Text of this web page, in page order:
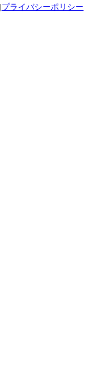
|プライバシーポリシー